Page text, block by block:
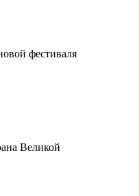
фестиваля
Великой